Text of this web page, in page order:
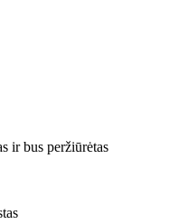
ir bus peržiūrėtas